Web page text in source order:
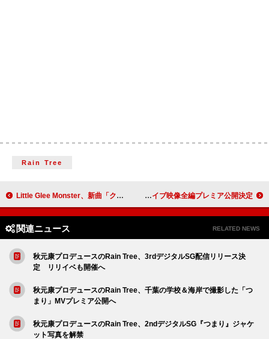
Rain Tree
Little Glee Monster、新曲「クリスマスイブニング / Silent Wish」2曲配信リリース決定 ExWHYZ、 cross-dominance by Ryo'LEFTY'Miyataとのライブ映像全編プレミア公開決定
関連ニュース RELATED NEWS
秋元康プロデュースのRain Tree、3rdデジタルSG配信リリース決
定 リリイベも開催へ
秋元康プロデュースのRain Tree、千葉の学校＆海岸で撮影した「つ
まり」MVプレミア公開へ
秋元康プロデュースのRain Tree、2ndデジタルSG『つまり』ジャケ
ット写真を解禁